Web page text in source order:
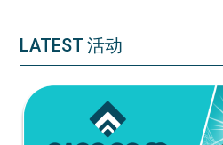
LATEST 活动